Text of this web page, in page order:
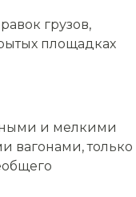
грузов,
площадках
и мелкими
вагонами, только